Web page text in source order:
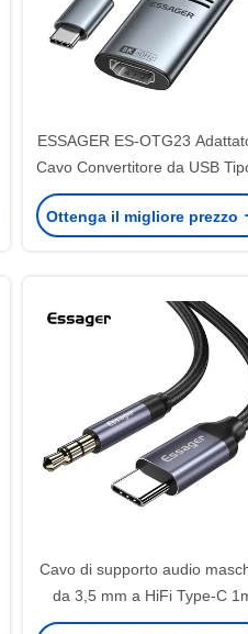
ESSAGER ES-OTG23
Cavo Convertitore da USB Tipo
a HDMI 8K@60Hz
Ottenga il migliore prezzo
Cavo di supporto audio
da 3,5 mm a HiFi Type-C
grigio per dispositivi di tipo